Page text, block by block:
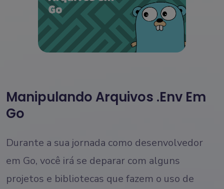
Manipulando Arquivos .env Em
Go
Durante a sua jornada como desenvolvedor
em Go, você irá se deparar com alguns
projetos e bibliotecas que fazem o uso de